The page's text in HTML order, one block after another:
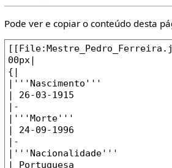
Pode ver e copiar o conteúdo desta